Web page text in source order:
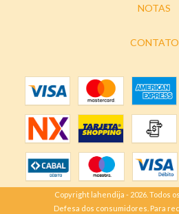
NOTAS
CONTATO
Copyright lahendija - 2026. Todos
Defesa dos consumidores. Para